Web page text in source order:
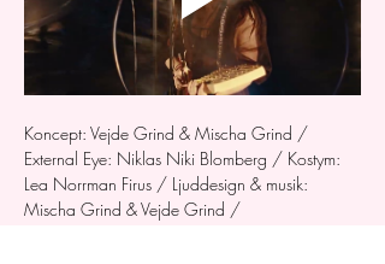
Koncept: Vejde Grind & Mischa Grind /
External Eye: Niklas Niki Blomberg / Kostym:
Lea Norrman Firus / Ljuddesign & musik:
Mischa Grind & Vejde Grind /